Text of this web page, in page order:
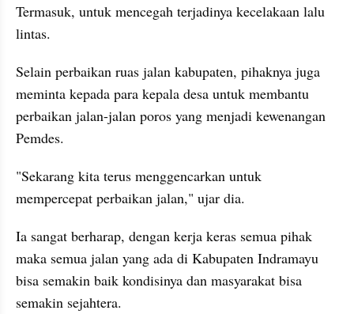
Termasuk, untuk mencegah terjadinya kecelakaan lalu
lintas.
Selain perbaikan ruas jalan kabupaten, pihaknya juga
meminta kepada para kepala desa untuk membantu
perbaikan jalan-jalan poros yang menjadi kewenangan
Pemdes.
"Sekarang kita terus menggencarkan untuk
mempercepat perbaikan jalan," ujar dia.
Ia sangat berharap, dengan kerja keras semua pihak
maka semua jalan yang ada di Kabupaten Indramayu
bisa semakin baik kondisinya dan masyarakat bisa
semakin sejahtera.